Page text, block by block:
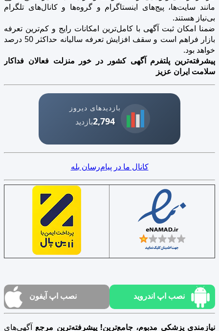
مانند سایت‌ها، پیج‌های اینستاگرام و گروه‌ها و کانال‌های تلگرام
بی‌نیاز هستند.
ضمنا امکان ثبت آگهی با کامل‌ترین امکانات رایج و کم‌ترین تعرفه
بازار فراهم است و سقف افزایش تعرفه سالیانه حداکثر 50 درصد
خواهد بود.
پیشرفته‌ترین پلتفرم آگهی کشور در خور منزلت فعالان فداکار
سلامت ایران عزیز
بازدیدهای دیروز
2,794بازدید
کانال ما در پیام‌رسان بله
نصب اپ اندروید نصب اپ آیفون
نیازمندی پزشکی مدبوم، جامع‌ترین! پیشرفته‌ترین مرجع آگهی‌های